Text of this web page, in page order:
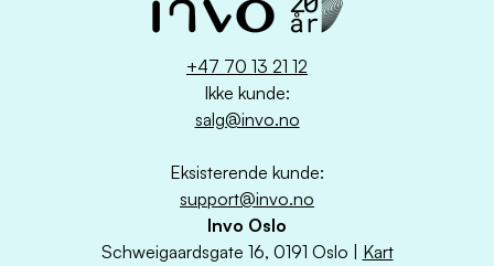
+47 70 13 21 12
Ikke kunde:
salg@invo.no
Eksisterende kunde:
support@invo.no
Invo Oslo
Schweigaardsgate 16, 0191 Oslo | Kart